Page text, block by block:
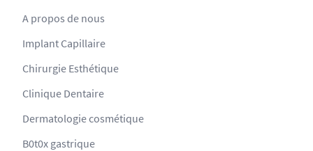
A propos de nous
Implant Capillaire
Chirurgie Esthétique
Clinique Dentaire
Dermatologie cosmétique
B0t0x gastrique